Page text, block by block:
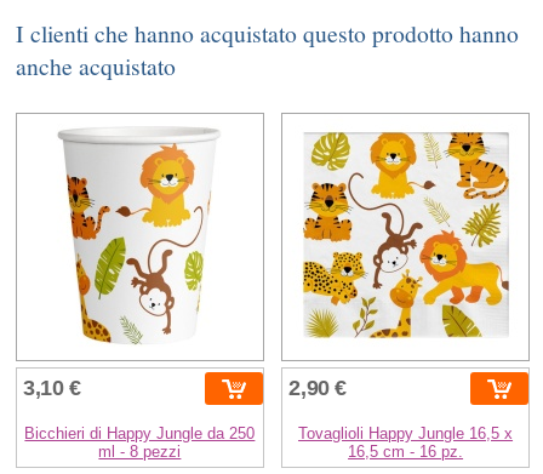
I clienti che hanno acquistato questo prodotto hanno
anche acquistato
3,10 €
Bicchieri di Happy Jungle da 250
ml - 8 pezzi
2,90 €
Tovaglioli Happy Jungle 16,5 x
16,5 cm - 16 pz.